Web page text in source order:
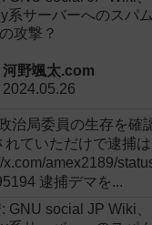
系サーバーへのスパ
攻撃？
河野颯太.com
2024.05.26
治局委員の生存を確
れていただけで逮捕は
x.com/amex2189/
逮捕デマを...
GNU social JP Wiki、